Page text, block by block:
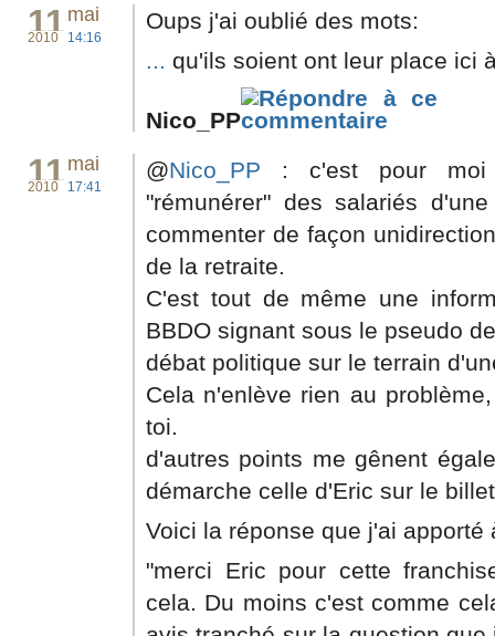
11 mai
2010 14:16
Oups j'ai oublié des mots:
... qu'ils soient ont leur place ici
Nico_PP
11 mai
2010 17:41
@Nico_PP : c'est pour moi
"rémunérer" des salariés
commenter de façon
de la retraite.
C'est tout de même une
BBDO signant sous le pseudo
débat politique sur le terrain
Cela n'enlève rien au
toi.
d'autres points me gênent
démarche celle d'Eric sur le
Voici la réponse que j'ai apporté
"merci Eric pour cette
cela. Du moins c'est comme